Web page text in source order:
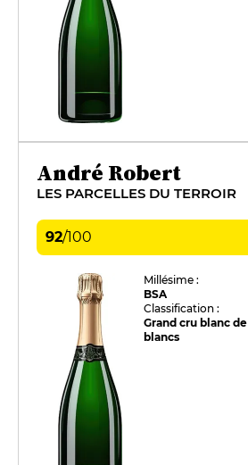
André Robert
LES PARCELLES DU TERROIR
92/100
Millésime :
BSA
Classification :
Grand cru blanc de
blancs